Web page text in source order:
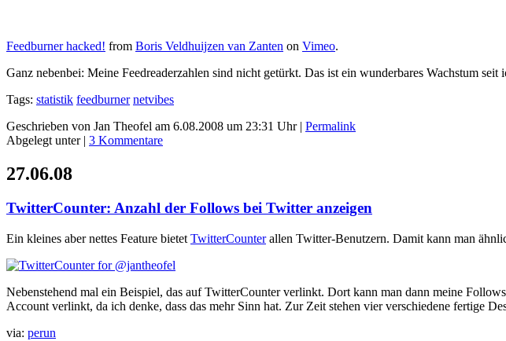
Feedburner hacked! from Boris Veldhuijzen van Zanten on Vimeo.
Ganz nebenbei: Meine Feedreaderzahlen sind nicht getürkt. Das ist ein wunderbares Wachstum
Tags: statistik feedburner netvibes
Geschrieben von Jan Theofel am 6.08.2008 um 23:31 Uhr | Permalink
Abgelegt unter | 3 Kommentare
27.06.08
TwitterCounter: Anzahl der Follows bei Twitter anzeigen
Ein kleines aber nettes Feature bietet TwitterCounterallen Twitter-Benutzern. Damit kann man
Nebenstehend mal ein Beispiel, das auf TwitterCounter verlinkt. Dort kann man dann meine
Account verlinkt, da ich denke, dass das mehr Sinn hat. Zur Zeit stehen vier verschiedene fertige
via: perun